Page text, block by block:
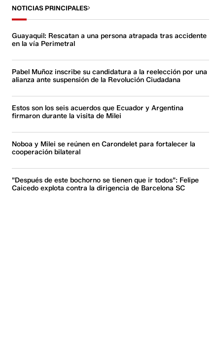
NOTICIAS PRINCIPALES
Guayaquil: Rescatan a una persona atrapada tras accidente
en la vía Perimetral
Pabel Muñoz inscribe su candidatura a la reelección por una
alianza ante suspensión de la Revolución Ciudadana
Estos son los seis acuerdos que Ecuador y Argentina
firmaron durante la visita de Milei
Noboa y Milei se reúnen en Carondelet para fortalecer la
cooperación bilateral
"Después de este bochorno se tienen que ir todos": Felipe
Caicedo explota contra la dirigencia de Barcelona SC